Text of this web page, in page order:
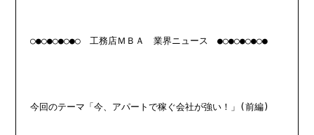
○●○●○●○●○　工務店ＭＢＡ　業界ニュース　●○●○●○●○●
今回のテーマ「今、アパートで稼ぐ会社が強い！」(前編)